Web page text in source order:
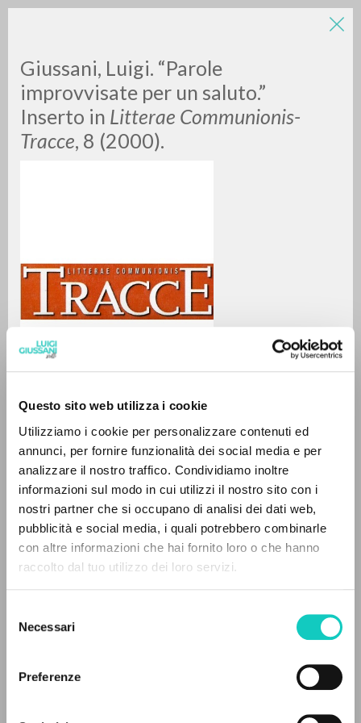
Questo sito web utilizza i cookie
Utilizziamo i cookie per personalizzare contenuti ed
annunci, per fornire funzionalità dei social media e per
analizzare il nostro traffico. Condividiamo inoltre
informazioni sul modo in cui utilizzi il nostro sito con i
nostri partner che si occupano di analisi dei dati web,
pubblicità e social media, i quali potrebbero combinarle
con altre informazioni che hai fornito loro o che hanno
raccolto dal tuo utilizzo dei loro servizi.
delNecessari
Preferenze
Giussani, Luigi. “Parole
improvvisate per un saluto.”
Inserto in Litterae Communionis-
Tracce, 8 (2000).
Giussani Luigi Author
Italian
Litterae Communionis-Tracce
2000
Pages: 4
LATEST UPDATE
07/06/2018
LUIGI
GIUSSANI
0RESULTS FOUND
MORE RESULTS